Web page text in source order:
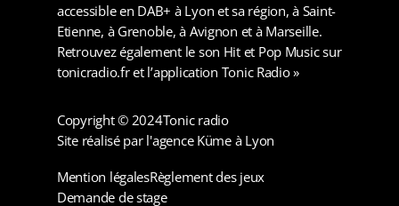
accessible en DAB+ à Lyon et sa région, à Saint-
Etienne, à Grenoble, à Avignon et à Marseille.
Retrouvez également le son Hit et Pop Music sur
tonicradio.fr et l’application Tonic Radio »
Copyright © 2024Tonic radio
Site réalisé par l'agence Küme à Lyon
Mention légalesRèglement des jeux
Demande de stage